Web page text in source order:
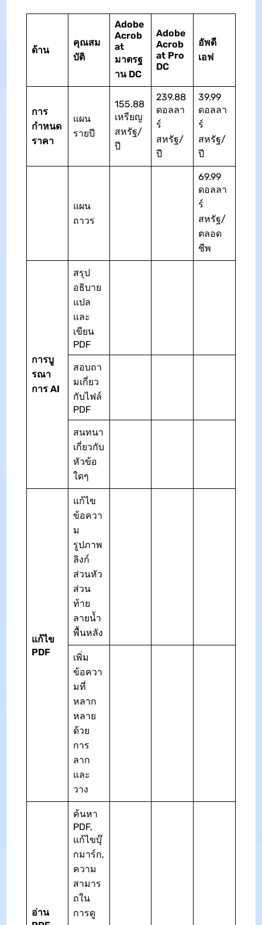
ด้าน
คุณสม
บัติ
Adobe
Acrob
at
มาตรฐ
าน DC
Adobe
Acrob
at Pro
DC
อัพดี
เอฟ
การ
กำหนด
ราคา
แผน
รายปี
155.88
เหรียญ
สหรัฐ/
ปี
239.88
ดอลลา
ร์
สหรัฐ/
ปี
39.99
ดอลลา
ร์
สหรัฐ/
ปี
แผน
ถาวร
69.99
ดอลลา
ร์
สหรัฐ/
ตลอด
ชีพ
การบู
รณา
การ AI
สรุป
อธิบาย
แปล
และ
เขียน
PDF
สอบถา
มเกี่ยว
กับไฟล์
PDF
สนทนา
เกี่ยวกับ
หัวข้อ
ใดๆ
แก้ไข
PDF
แก้ไข
ข้อควา
ม
รูปภาพ
ลิงก์
ส่วนหัว
ส่วน
ท้าย
ลายน้ำ
พื้นหลัง
เพิ่ม
ข้อควา
มที่
หลาก
หลาย
ด้วย
การ
ลาก
และ
วาง
อ่าน
ค้นหา
PDF,
แก้ไขบุ๊
กมาร์ก,
ความ
สามาร
ถใน
การดู